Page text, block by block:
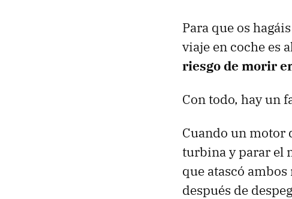
Para que os
viaje en coche es
riesgo de morir
Con todo, hay un
Cuando un motor
turbina y parar el
que atascó
después de